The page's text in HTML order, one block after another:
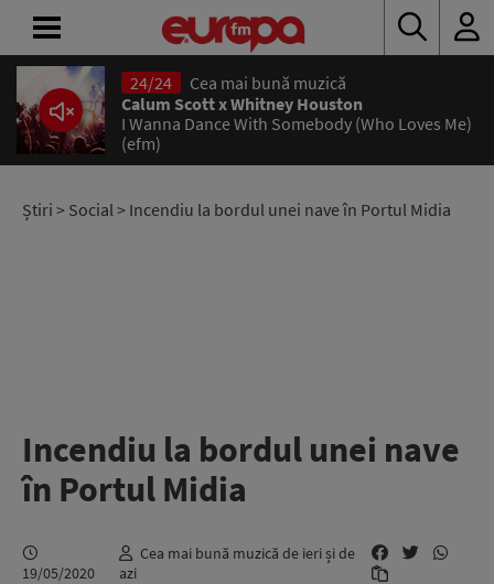
24/24
Cea mai bună muzică
Calum Scott x Whitney Houston
I Wanna Dance With Somebody (Who Loves Me)
(efm)
Știri > Social> Incendiu la bordul unei nave în Portul Midia
Incendiu la bordul unei nave
în Portul Midia
19/05/2020
Cea mai bună muzică de ieri și de
azi
ACASĂ
ȘTIRI
RADIO